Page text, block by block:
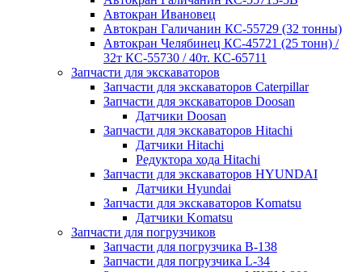
Автокран Ивановец
Автокран Галичанин КС-55729 (32 тонны)
Автокран Челябинец КС-45721 (25 тонн) /
32т КС-55730 / 40т. КС-65711
Запчасти для экскаваторов
Запчасти для экскаваторов Caterpillar
Запчасти для экскаваторов Doosan
Датчики Doosan
Запчасти для экскаваторов Hitachi
Датчики Hitachi
Редуктора хода Hitachi
Запчасти для экскаваторов HYUNDAI
Датчики Hyundai
Запчасти для экскаваторов Komatsu
Датчики Komatsu
Запчасти для погрузчиков
Запчасти для погрузчика B-138
Запчасти для погрузчика L-34